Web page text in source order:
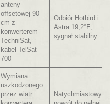
anteny
offsetowej 90
cm z
konwerterem
TechniSat,
kabel TelSat
700
Odbiór Hotbird i
Astra 19,2°E,
sygnał stabilny
Wymiana
uszkodzonego
przez wiatr
Natychmiastowy